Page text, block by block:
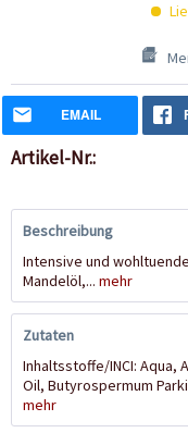
EMAIL
Artikel-Nr.:
Beschreibung
Intensive und
Mandelöl,... mehr
Zutaten
Inhaltsstoffe/INCI: Aqua,
Oil, Butyrospermum
mehr